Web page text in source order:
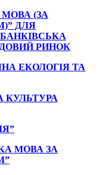
(ЗА
ДЛЯ
РИНОК
ЕКОЛОГІЯ ТА
КУЛЬТУРА
МОВА ЗА